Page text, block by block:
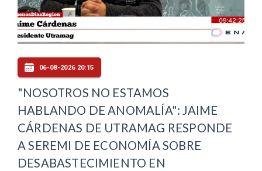
06-08-2026 20:15
"NOSOTROS NO ESTAMOS
HABLANDO DE ANOMALÍA": JAIME
CÁRDENAS DE UTRAMAG RESPONDE
A SEREMI DE ECONOMÍA SOBRE
DESABASTECIMIENTO EN